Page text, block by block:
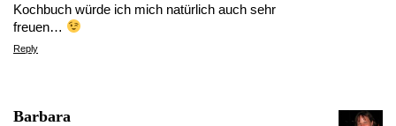
Kochbuch würde ich mich natürlich auch sehr
freuen…
Reply
Barbara